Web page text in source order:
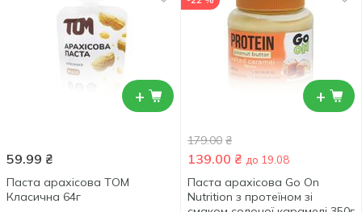
+
59.99 ₴
Паста арахісова ТOM
Класична 64г
+
179.00 ₴
139.00 ₴ до 19.08
Паста арахісова Go On
Nutrition з протеїном зі